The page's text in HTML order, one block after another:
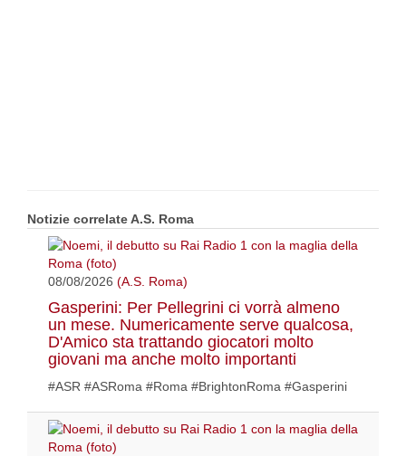
Notizie correlate A.S. Roma
08/08/2026 (A.S. Roma)
Gasperini: Per Pellegrini ci vorrà almeno
un mese. Numericamente serve qualcosa,
D'Amico sta trattando giocatori molto
giovani ma anche molto importanti
#ASR #ASRoma #Roma #BrightonRoma #Gasperini